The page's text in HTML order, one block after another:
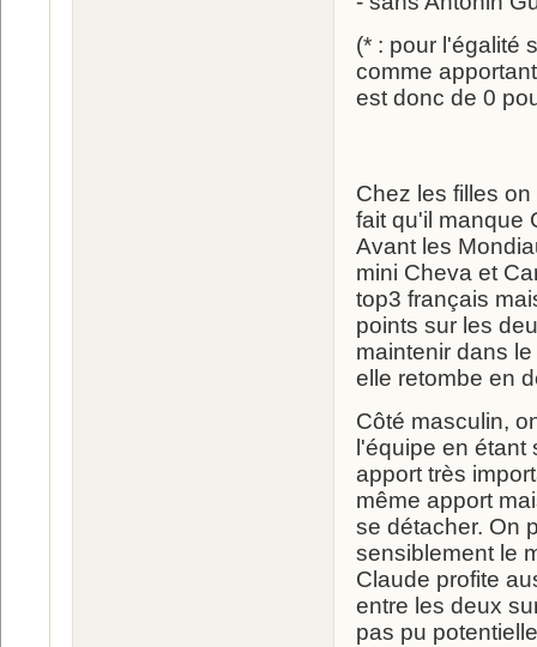
(* : pour l'égalité
comme
est donc de 0
Chez les filles
fait qu'il manque
Avant les
mini Cheva et
top3 français
points sur les
maintenir dans
elle retombe en
Côté masculin,
l'équipe en
apport très
même apport
se détacher. On
sensiblement le
Claude profite
entre les deux
pas pu